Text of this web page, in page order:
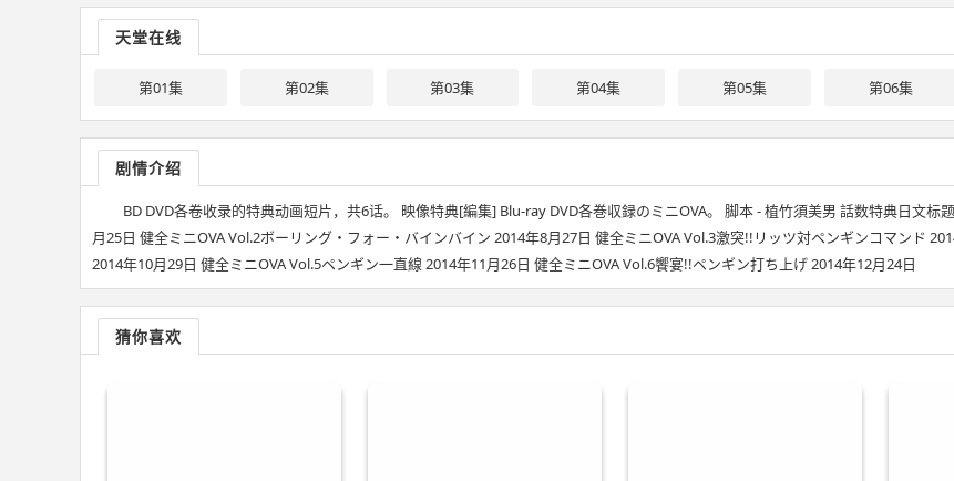
天堂在线
第01集 第02集 第03集 第04集 第05集 第06集
剧情介绍
BD DVD各卷收录的特典动画短片，共6话。 映像特典[編集] Blu-ray DVD各巻収録のミニOVA。 脚本 - 植竹須美男 話数特典日文标
月25日 健全ミニOVA Vol.2ボーリング・フォー・バインバイン 2014年8月27日 健全ミニOVA Vol.3激突!!リッツ対ペンギンコマンド
2014年10月29日 健全ミニOVA Vol.5ペンギン一直線 2014年11月26日 健全ミニOVA Vol.6饗宴!!ペンギン打ち上げ 2014年12月24日
猜你喜欢